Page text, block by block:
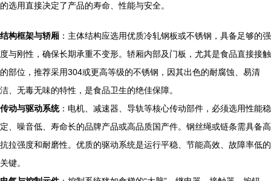
的选用直接决定了产品的寿命、性能与安全。
结构框架与轿厢 ：主体结构应选用优质冷轧钢板或不锈钢，具备足够的强
度与刚性，确保长期承重不变形。轿厢内部及门板，尤其是食品直接接触
的部位，推荐采用304或更高等级的不锈钢，因其出色的耐腐蚀、易清
洁、无毒无味的特性，是食品卫生的绝佳保障。
传动与驱动系统：电机、减速器、导轨等核心传动部件，必须选用性能稳
定、噪音低、寿命长的品牌产品或高品质国产件。钢丝绳或链条需具备高
抗拉强度和耐磨性。优质的驱动系统是运行平稳、节能高效、故障率低的
关键。